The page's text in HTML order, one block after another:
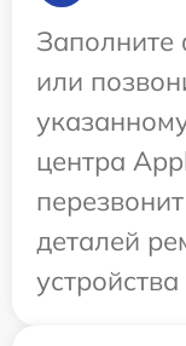
Заполните
или
центра
деталей